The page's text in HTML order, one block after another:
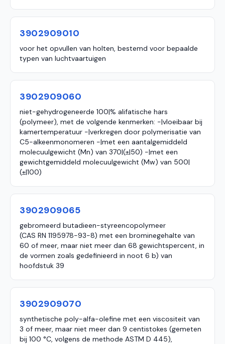
3902909010
voor het opvullen van holten, bestemd voor bepaalde
typen van luchtvaartuigen
3902909060
niet-gehydrogeneerde 100|% alifatische hars
(polymeer), met de volgende kenmerken: -|vloeibaar bij
kamertemperatuur -|verkregen door polymerisatie van
C5-alkeenmonomeren -|met een aantalgemiddeld
molecuulgewicht (Mn) van 370|(±|50) -|met een
gewichtgemiddeld molecuulgewicht (Mw) van 500|
(±|100)
3902909065
gebromeerd butadieen-styreencopolymeer
(CAS RN 1195978-93-8) met een brominegehalte van
60 of meer, maar niet meer dan 68 gewichtspercent, in
de vormen zoals gedefinieerd in noot 6 b) van
hoofdstuk 39
3902909070
synthetische poly-alfa-olefine met een viscositeit van
3 of meer, maar niet meer dan 9 centistokes (gemeten
bij 100 °C, volgens de methode ASTM D 445),